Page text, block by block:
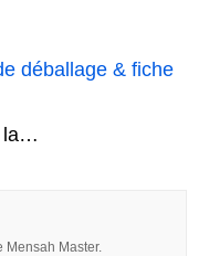
déballage & fiche
la…
Master.